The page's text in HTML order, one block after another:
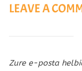
LEAVE A
Zure e-posta